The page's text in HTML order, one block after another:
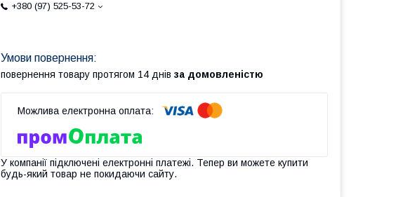
+380 (97) 525-53-72
повернення товару протягом 14 днів за домовленістю
У компанії підключені електронні платежі. Тепер ви можете купити
будь-який товар не покидаючи сайту.